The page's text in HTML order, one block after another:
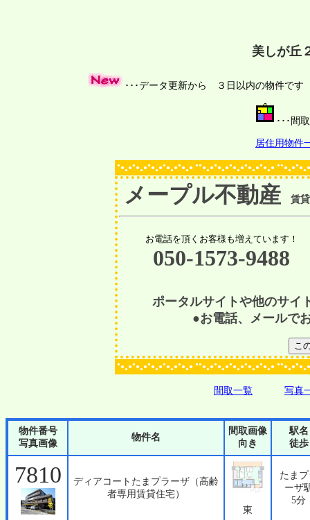
美しが丘
･･･データ更新から ３日以内の物件で
･･･間
居住用物件
● ●● ●● ●● ●● ●● ●● ●● ●● ●● ● ●● ●● ●● ●● ●● ●● ●● ●● ●● ●● ● ●● ●● ●● ●● ●
メープル不動産賃貸
お電話を頂くお客様も増えています！
050-1573-9488
ポータルサイトや他のサイ
●お電話、メールで
● ●● ●● ●● ●● ●● ●● ●● ●● ●● ● ●● ●● ●● ●● ●● ●● ●● ●● ●● ●● ● ●● ●● ●● ●● ●
間取一覧 写真
物件番号
写真画像
物件名
間取画像
向き
駅名
徒歩
7810
ディアコートたまプラーザ（高齢
者専用賃貸住宅）
東
たま
ーザ
5分